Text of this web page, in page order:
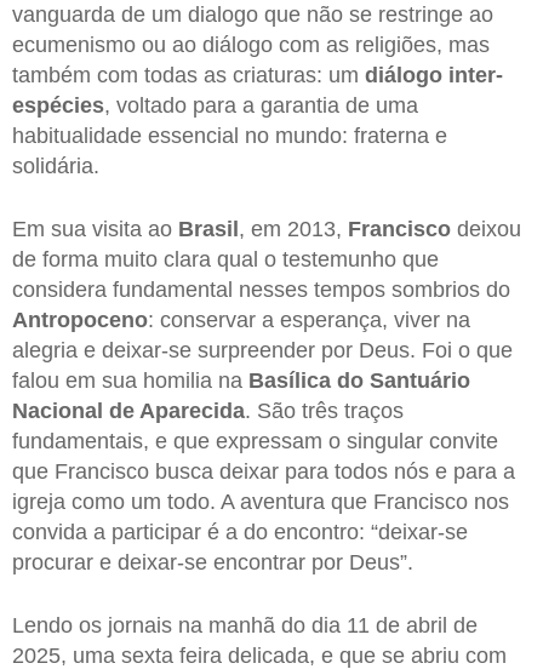
vanguarda de um dialogo que não se restringe ao
ecumenismo ou ao diálogo com as religiões, mas
também com todas as criaturas: um diálogo inter-
espécies, voltado para a garantia de uma
habitualidade essencial no mundo: fraterna e
solidária.
Em sua visita ao Brasil , em 2013, Francisco deixou
de forma muito clara qual o testemunho que
considera fundamental nesses tempos sombrios do
Antropoceno: conservar a esperança, viver na
alegria e deixar-se surpreender por Deus. Foi o que
falou em sua homilia na Basílica do Santuário
Nacional de Aparecida. São três traços
fundamentais, e que expressam o singular convite
que Francisco busca deixar para todos nós e para a
igreja como um todo. A aventura que Francisco nos
convida a participar é a do encontro: “deixar-se
procurar e deixar-se encontrar por Deus”.
Lendo os jornais na manhã do dia 11 de abril de
2025, uma sexta feira delicada, e que se abriu com